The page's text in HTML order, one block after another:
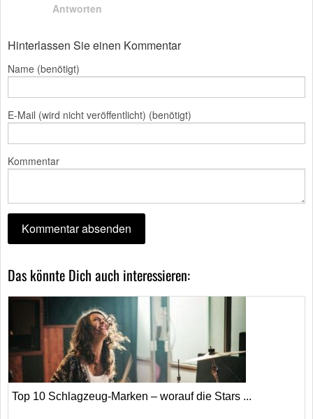
Antworten
Hinterlassen Sie einen Kommentar
Name (benötigt)
E-Mail (wird nicht veröffentlicht) (benötigt)
Kommentar
Das könnte Dich auch interessieren:
Top 10 Schlagzeug-Marken – worauf die Stars ...